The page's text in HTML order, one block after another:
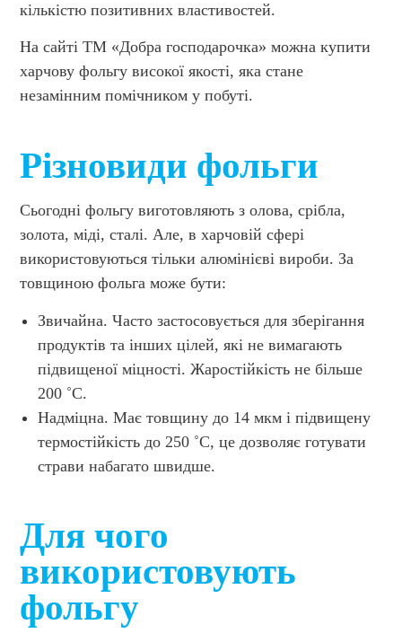
кількістю позитивних властивостей.
На сайті ТМ «Добра господарочка» можна купити
харчову фольгу високої якості, яка стане
незамінним помічником у побуті.
Різновиди фольги
Сьогодні фольгу виготовляють з олова, срібла,
золота, міді, сталі. Але, в харчовій сфері
використовуються тільки алюмінієві вироби. За
товщиною фольга може бути:
Звичайна. Часто застосовується для зберігання
продуктів та інших цілей, які не вимагають
підвищеної міцності. Жаростійкість не більше
200 ˚C.
Надміцна. Має товщину до 14 мкм і підвищену
термостійкість до 250 ˚C, це дозволяє готувати
страви набагато швидше.
Для чого
використовують
фольгу